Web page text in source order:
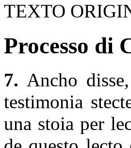
TEXTO
Processo di
7. Ancho
testimonia
una stoia per